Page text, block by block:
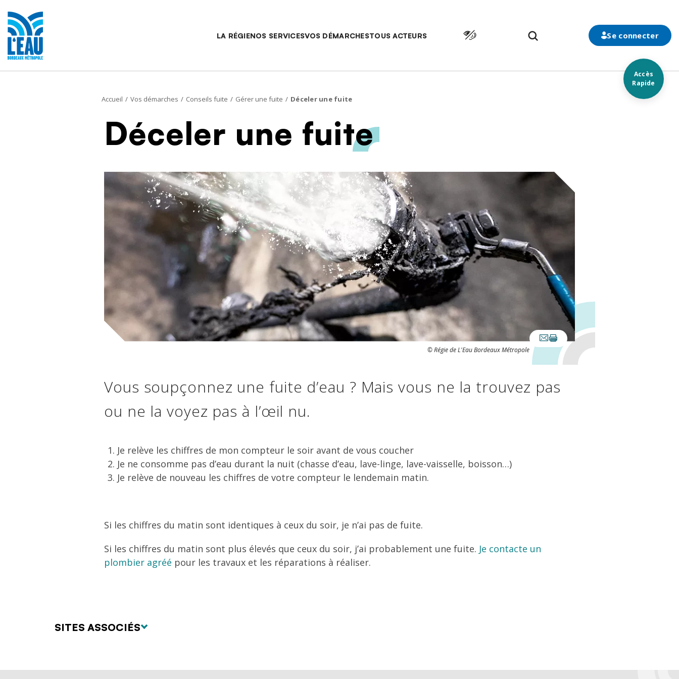
Main navigation
LA RÉGIENOS SERVICESVOS DÉMARCHESTOUS ACTEURS Cliquer pour atteindre la page d’accessibilité
Se connecter
Accès
Rapide
Fil d'Ariane
Accueil Vos démarches Conseils fuite Gérer une fuite Déceler une fuite
Déceler une fuite
Image
© Régie de L'Eau Bordeaux Métropole
Vous soupçonnez une fuite d’eau ? Mais vous ne la trouvez pas
ou ne la voyez pas à l’œil nu.
Texte
Je relève les chiffres de mon compteur le soir avant de vous coucher
Je ne consomme pas d’eau durant la nuit (chasse d’eau, lave-linge, lave-vaisselle, boisson…)
Je relève de nouveau les chiffres de votre compteur le lendemain matin.
Si les chiffres du matin sont identiques à ceux du soir, je n’ai pas de fuite.
Si les chiffres du matin sont plus élevés que ceux du soir, j’ai probablement une fuite. Je contacte un
plombier agréé pour les travaux et les réparations à réaliser.
SITES ASSOCIÉS